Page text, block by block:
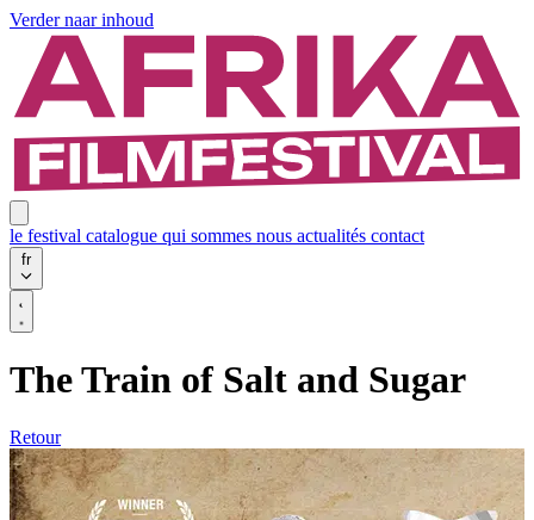
Verder naar inhoud
le festival catalogue qui sommes nous actualités contact
fr
The Train of Salt and Sugar
Retour